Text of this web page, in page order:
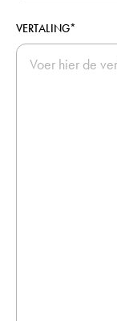
VERTALING*